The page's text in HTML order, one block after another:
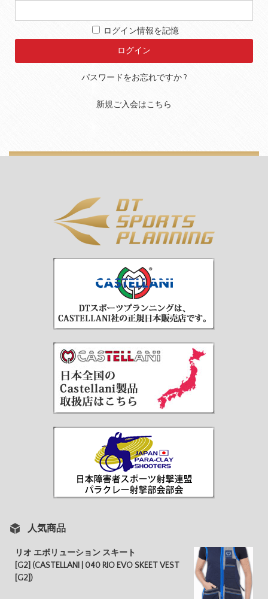
ログイン情報を記憶
パスワードをお忘れですか ?
新規ご入会はこちら
人気商品
リオ エボリューション スキート
[G2] (CASTELLANI | 040 RIO EVO SKEET VEST
[G2])